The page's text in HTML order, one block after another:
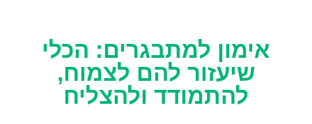
אימון למתבגרים: הכלי
שיעזור להם לצמוח,
להתמודד ולהצליח